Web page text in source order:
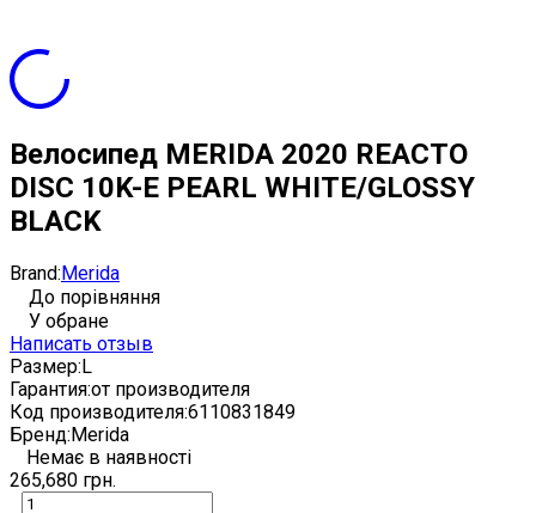
Велосипед MERIDA 2020 REACTO
DISC 10K-E PEARL WHITE/GLOSSY
BLACK
Brand:Merida
До порівняння
У обране
Написать отзыв
Размер:L
Гарантия:от производителя
Код производителя:6110831849
Бренд:Merida
Немає в наявності
265,680 грн.